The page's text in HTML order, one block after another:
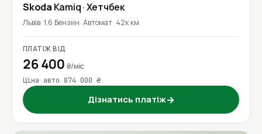
Skoda Kamiq· Хетчбек
Львів 1.6 Бензин Автомат 42к км
ПЛАТІЖ ВІД
26 400 ₴/міс
Ціна авто 874 000 ₴
Дізнатись платіж→